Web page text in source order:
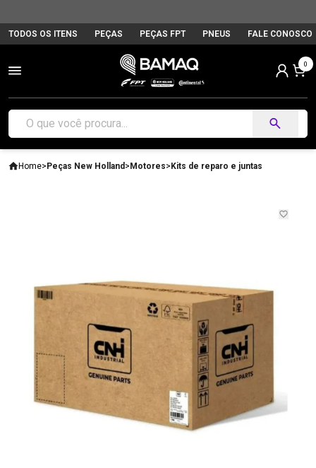
TODOS OS ITENS PEÇAS PEÇAS FPT PNEUS FALE CONOSCO
0
Home>Peças New Holland >Motores>Kits de reparo e juntas